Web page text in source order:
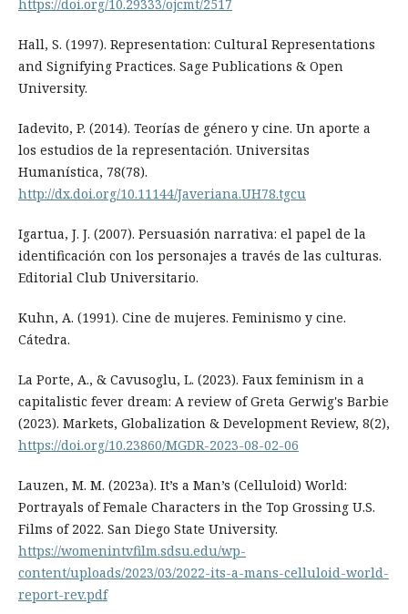
https://doi.org/10.29333/ojcmt/2517
Hall, S. (1997). Representation: Cultural Representations
and Signifying Practices. Sage Publications & Open
University.
Iadevito, P. (2014). Teorías de género y cine. Un aporte a
los estudios de la representación. Universitas
Humanística, 78(78).
http://dx.doi.org/10.11144/Javeriana.UH78.tgcu
Igartua, J. J. (2007). Persuasión narrativa: el papel de la
identificación con los personajes a través de las culturas.
Editorial Club Universitario.
Kuhn, A. (1991). Cine de mujeres. Feminismo y cine.
Cátedra.
La Porte, A., & Cavusoglu, L. (2023). Faux feminism in a
capitalistic fever dream: A review of Greta Gerwig's Barbie
(2023). Markets, Globalization & Development Review, 8(2),
https://doi.org/10.23860/MGDR-2023-08-02-06
Lauzen, M. M. (2023a). It’s a Man’s (Celluloid) World:
Portrayals of Female Characters in the Top Grossing U.S.
Films of 2022. San Diego State University.
https://womenintvfilm.sdsu.edu/wp-
content/uploads/2023/03/2022-its-a-mans-celluloid-world-
report-rev.pdf